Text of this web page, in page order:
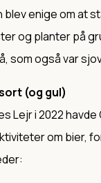
enige om at
og planter på
som også var
(og gul)
Lejr i 2022
om bier,